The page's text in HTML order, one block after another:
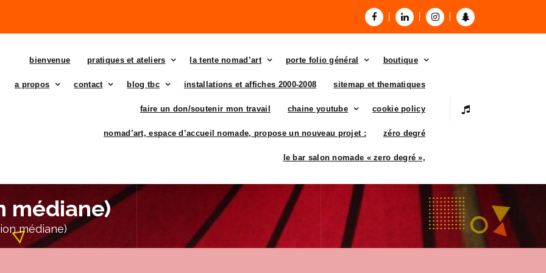
bienvenue pratiques et ateliers la tente nomad’art porte folio général boutique
a propos contact blog tbc installations et affiches 2000-2008 sitemap et thematiques
faire un don/soutenir mon travail chaine youtube cookie policy
nomad’art, espace d’accueil nomade, propose un nouveau projet : zéro degré
le bar salon nomade « zero degré »,
médiane)
médiane)